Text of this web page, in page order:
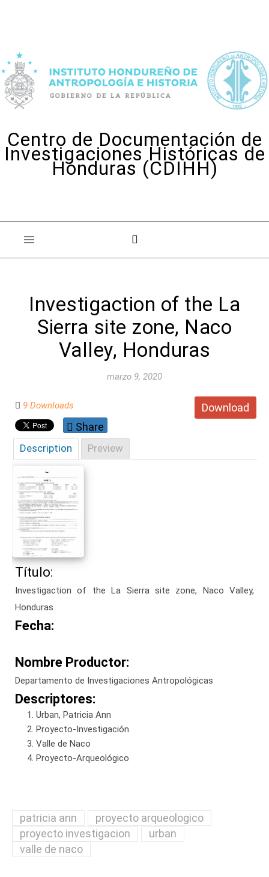
Centro de Documentación de
Investigaciones Históricas de
Honduras (CDIHH)
Investigaction of the La
Sierra site zone, Naco
Valley, Honduras
marzo 9, 2020
Download
9 Downloads
Share
Description Preview
Título:
Investigaction of the La Sierra site zone, Naco Valley,
Honduras
Fecha:
Nombre Productor:
Departamento de Investigaciones Antropológicas
Descriptores:
Urban, Patricia Ann
Proyecto-Investigación
Valle de Naco
Proyecto-Arqueológico
patricia ann
proyecto arqueologico
proyecto investigacion
urban
valle de naco